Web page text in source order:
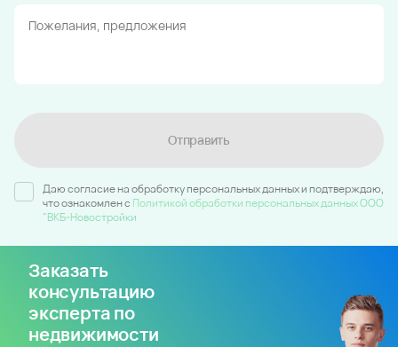
Отправить
Даю согласие на обработку персональных данных и подтверждаю,
что ознакомлен c Политикой обработки персональных данных ООО
"ВКБ-Новостройки
Заказать
консультацию
эксперта по
недвижимости